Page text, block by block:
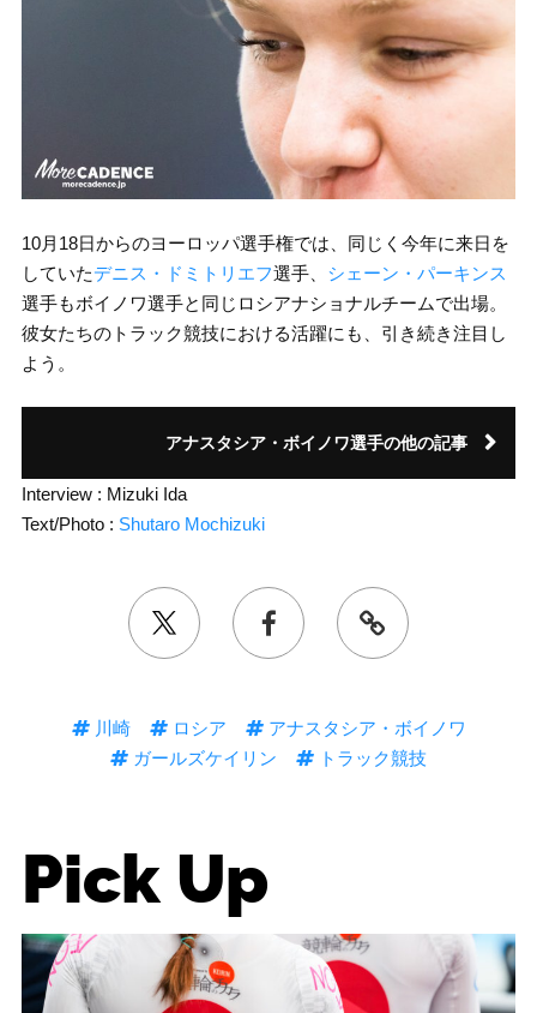
10月18日からのヨーロッパ選手権では、同じく今年に来日を
していたデニス・ドミトリエフ選手、 シェーン・パーキンス
選手もボイノワ選手と同じロシアナショナルチームで出場。
彼女たちのトラック競技における活躍にも、引き続き注目し
よう。
アナスタシア・ボイノワ選手の他の記事
Interview : Mizuki Ida
Text/Photo : Shutaro Mochizuki
川崎 ロシア
アナスタシア・ボイノワ
ガールズケイリン
トラック競技
Pick Up